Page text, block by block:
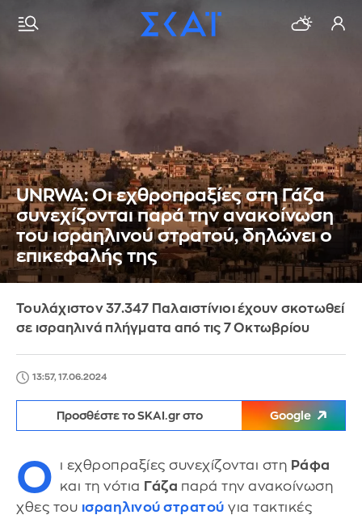
UNRWA: Οι εχθροπραξίες στη Γάζα
συνεχίζονται παρά την ανακοίνωση
του ισραηλινού στρατού, δηλώνει ο
επικεφαλής της
Τουλάχιστον 37.347 Παλαιστίνιοι έχουν σκοτωθεί
σε ισραηλινά πλήγματα από τις 7 Οκτωβρίου
13:57, 17.06.2024
Προσθέστε το SKAI.gr στο Google
Ο ι εχθροπραξίες συνεχίζονται στη Ράφα
και τη νότια Γάζα παρά την ανακοίνωση
χθες του ισραηλινού στρατού για τακτικές